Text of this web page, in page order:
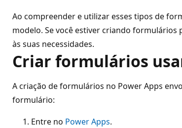
Ao compreender e utilizar esses tipos de
modelo. Se você estiver criando
às suas necessidades.
Criar formulários
A criação de formulários no Power Apps
formulário:
Entre no Power Apps.